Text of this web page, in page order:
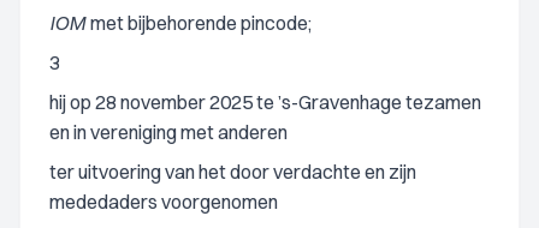
IOM met bijbehorende pincode;
3
hij op 28 november 2025 te ’s-Gravenhage tezamen
en in vereniging met anderen
ter uitvoering van het door verdachte en zijn
mededaders voorgenomen